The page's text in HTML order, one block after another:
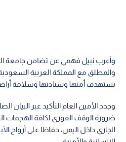
وأعرب نبيل فهمي عن تضامن جامعة
والمطلق مع المملكة العربية
يستهدف أمنها وسيادتها وسلامة
وجدد الأمين العام التأكيد عبر البيان
ضرورة الوقف الفوري لكافة الهجمات
الجاري داخل اليمن، حفاظا على أرواح